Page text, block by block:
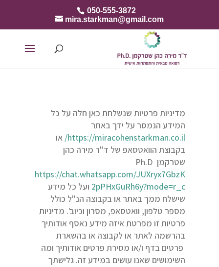
050-555-3872
mira.starkman@gmail.com
מדיניות פרטיות שנשלחת כאן חלה על כל
המידע הנמסר על ידך באתר
https://miracohenstarkman.co.il/ או
בקבוצת הוואטסאפ של ד"ר מירה כהן
שטרקמן Ph.D
https://chat.whatsapp.com/JUXryx7GbzK
2pPHxGuRh6y?mode=r_c ועל כל מידע
שישלח ממך באתר או בקבוצה הנ"ל כולל
מספר טלפון, וואטסאפ, מסרון וכיוב'. מדיניות
פרטיות זו מפרטת איזה מידע נאסף אודותיך
בהרשמה לאתר או לקבוצה או בהשארת
פרטים בדף ו/או מסירת פרטים אודותיך ומה
השימושים שאנו עושים במידע זה. גלישתך